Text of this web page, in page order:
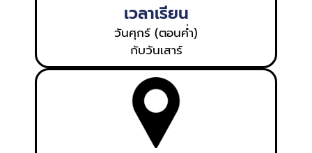
เวลาเรียน
วันศุกร์ (ตอนค่ำ)
กับวันเสาร์